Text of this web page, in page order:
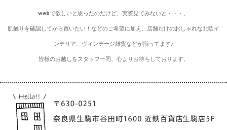
webで欲しいと思ったのだけど、実際見てみないと・・・。
肌触りを確認してから買いたい！などのご希望に加え、店舗だけのおしゃれな北欧イ
ンテリア、ヴィンテージ雑貨などが揃ってます♪
皆様のお越しをスタッフ一同、心よりお待ちしております。